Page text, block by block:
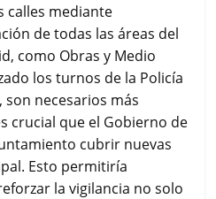
calles mediante
de todas las áreas del
como Obras y Medio
los turnos de la Policía
necesarios más
crucial que el Gobierno de
cubrir nuevas
Esto permitiría
la vigilancia no solo